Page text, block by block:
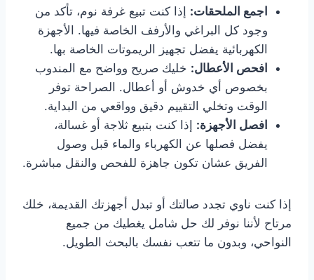
اجمع الملحقات: إذا كنت تبيع غرفة نوم، تأكد من
وجود كل البراغي والأرفف الخاصة فيها. الأجهزة
الكهربائية يفضل تجهيز الريموتات الخاصة بها.
افحص الأعطال: خليك صريح وواضح مع المندوب
بخصوص أي خدوش أو أعطال. الصراحة توفر
الوقت وتخلي التقييم دقيق وواقعي من البداية.
افصل الأجهزة: إذا كنت بتبيع ثلاجة أو غسالة،
يفضل فصلها عن الكهرباء والماء قبل وصول
الفريق عشان تكون جاهزة للفحص والنقل مباشرة.
إذا كنت ناوي تجدد صالتك أو تبدل أجهزتك القديمة، خلك
مرتاح لأننا نوفر لك حل شامل يغطيك من جميع
النواحي، وبدون ما تتعب نفسك بالبحث الطويل.